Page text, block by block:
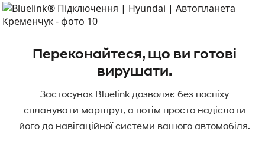
Переконайтеся, що ви готові
вирушати.
Застосунок Bluelink дозволяє без поспіху
спланувати маршрут, а потім просто надіслати
його до навігаційної системи вашого автомобіля.